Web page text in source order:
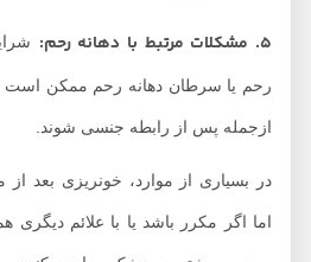
شرایطی
رحم یا سرطان دهانه رحم ممکن است باعث
ازجمله پس از رابطه جنسی شوند.
در بسیاری از موارد، خونریزی بعد از
اما اگر مکرر باشد یا با علائم دیگری